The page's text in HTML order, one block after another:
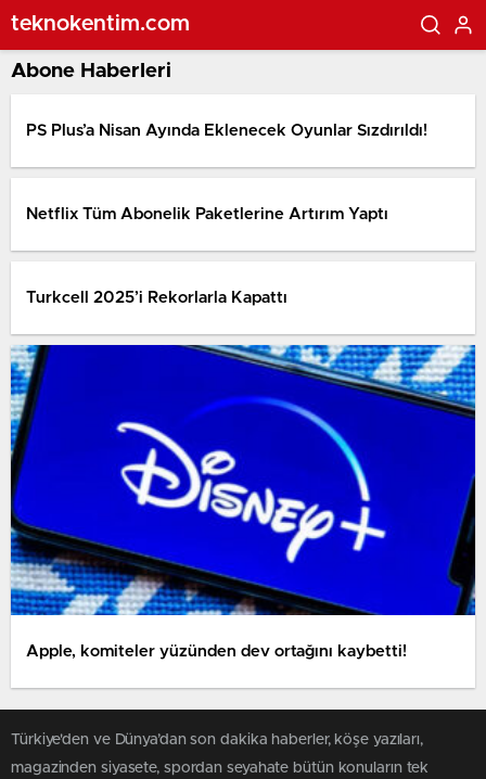
teknokentim.com
Abone Haberleri
PS Plus’a Nisan Ayında Eklenecek Oyunlar Sızdırıldı!
Netflix Tüm Abonelik Paketlerine Artırım Yaptı
Turkcell 2025’i Rekorlarla Kapattı
Apple, komiteler yüzünden dev ortağını kaybetti!
Türkiye'den ve Dünya’dan son dakika haberler, köşe yazıları,
magazinden siyasete, spordan seyahate bütün konuların tek